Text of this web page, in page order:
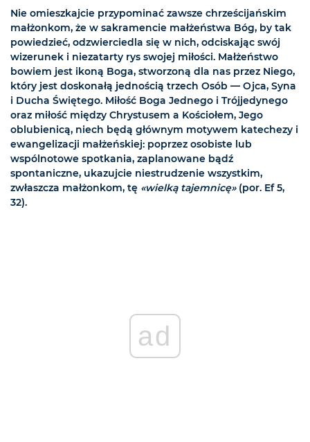
Nie omieszkajcie przypominać zawsze chrześcijańskim
małżonkom, że w sakramencie małżeństwa Bóg, by tak
powiedzieć, odzwierciedla się w nich, odciskając swój
wizerunek i niezatarty rys swojej miłości. Małżeństwo
bowiem jest ikoną Boga, stworzoną dla nas przez Niego,
który jest doskonałą jednością trzech Osób — Ojca, Syna
i Ducha Świętego. Miłość Boga Jednego i Trójjedynego
oraz miłość między Chrystusem a Kościołem, Jego
oblubienicą, niech będą głównym motywem katechezy i
ewangelizacji małżeńskiej: poprzez osobiste lub
wspólnotowe spotkania, zaplanowane bądź
spontaniczne, ukazujcie niestrudzenie wszystkim,
zwłaszcza małżonkom, tę «wielką tajemnicę»(por. Ef 5,
32).
ad